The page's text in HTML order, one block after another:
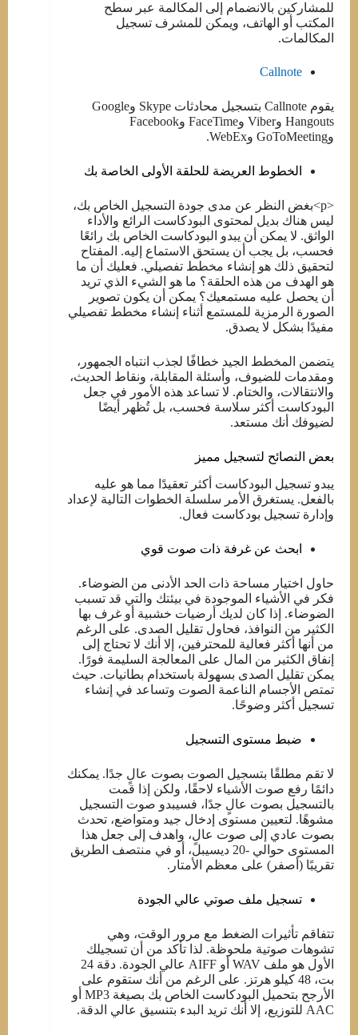
للمشاركين بالانضمام إلى المكالمة عبر سطح
المكتب أو الهاتف، ويمكن للمشرف تسجيل
المكالمات.
Callnote
يقوم Callnote بتسجيل محادثات Skype وGoogle
Hangouts وViber وFaceTime وFacebook
وGoToMeeting وWebEx.
الخطوط العريضة للحلقة الأولى الخاصة بك
<p>بغض النظر عن مدى جودة التسجيل الخاص بك،
ليس هناك بديل لمحتوى البودكاست الرائع والأداء
الواثق. لا يمكن أن يبدو البودكاست الخاص بك رائعًا
فحسب، بل يجب أن يستحق الاستماع إليه. المفتاح
لتحقيق ذلك هو إنشاء مخطط تفصيلي. فعليك أن ما
هو الهدف من هذه الحلقة؟ ما هو الشيء الذي تريد
أن يحصل عليه مستمعيك؟ يمكن أن يكون تصوير
الصورة الرمزية للمستمع أثناء إنشاء مخطط تفصيلي
مفيدًا بشكل لا يصدق.
يتضمن المخطط الجيد خطافًا لجذب انتباه الجمهور،
ومقدمات للضيوف، وأسئلة المقابلة، ونقاط الحديث،
والانتقالات، والختام. لا تساعد هذه الأمور في جعل
البودكاست أكثر سلاسة فحسب، بل تُظهر أيضًا
لضيوفك أنك مستعد.
بعض النصائح لتسجيل مميز
يبدو تسجيل البودكاست أكثر تعقيدًا مما هو عليه
بالفعل. يستغرق الأمر سلسلة الخطوات التالية لإعداد
وإدارة تسجيل بودكاست فعال.
ابحث عن غرفة ذات صوت قوي
حاول اختيار مساحة ذات الحد الأدنى من الضوضاء.
فكر في الأشياء الموجودة في بيئتك والتي قد تسبب
الضوضاء. إذا كان لديك أرضيات خشبية أو غرف بها
الكثير من النوافذ، فحاول تقليل الصدى. على الرغم
من أنها أكثر فعالية للمحترفين، إلا أنك لا تحتاج إلى
إنفاق الكثير من المال على المعالجة السليمة فورًا.
يمكن تقليل الصدى بسهولة باستخدام بطانيات. حيث
تمتص الأجسام الناعمة الصوت وتساعد في إنشاء
تسجيل أكثر وضوحًا.
ضبط مستوى التسجيل
لا تقم مطلقًا بتسجيل الصوت بصوت عالٍ جدًا. يمكنك
دائمًا رفع صوت الأشياء لاحقًا، ولكن إذا قمت
بالتسجيل بصوت عالٍ جدًا، فسيبدو صوت التسجيل
مشوهًا. لتعيين مستوى إدخال جيد ومتواضع، تحدث
بصوت عادي إلى صوت عالٍ، واهدف إلى جعل هذا
المستوى حوالي -20 ديسيبل، أو في منتصف الطريق
تقريبًا (أصفر) على معظم الأمتار.
تسجيل ملف صوتي عالي الجودة
تتفاقم تأثيرات الضغط مع مرور الوقت، وهي
تشوهات صوتية ملحوظة. لذا تأكد من أن تسجيلك
الأول هو ملف WAV أو AIFF عالي الجودة. دقة 24
بت، 48 كيلو هرتز. على الرغم من أنك ستقوم على
الأرجح بتحميل البودكاست الخاص بك بصيغة MP3 أو
AAC للتوزيع، إلا أنك تريد البدء بتنسيق عالي الدقة.